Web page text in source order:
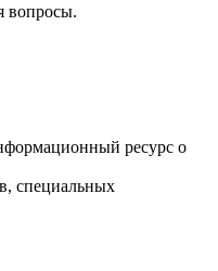
вопросы.
ресурс о
специальных